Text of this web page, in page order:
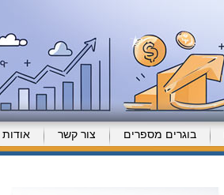
אודות צור קשר בוגרים מספרים